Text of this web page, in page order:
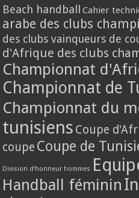
Beach handball Cahier
arabe des clubs
des clubs vainqueurs de
d'Afrique des clubs
Championnat
Championnat de
Championnat du
tunisiens Coupe
coupe Coupe de
Division d'honneur hommes
Handball féminin